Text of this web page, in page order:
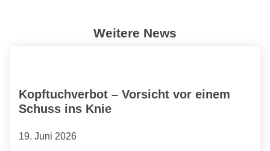
Weitere News
Kopftuchverbot – Vorsicht vor einem
Schuss ins Knie
19. Juni 2026